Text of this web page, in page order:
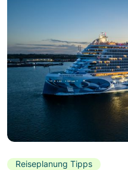
Reiseplanung Tipps